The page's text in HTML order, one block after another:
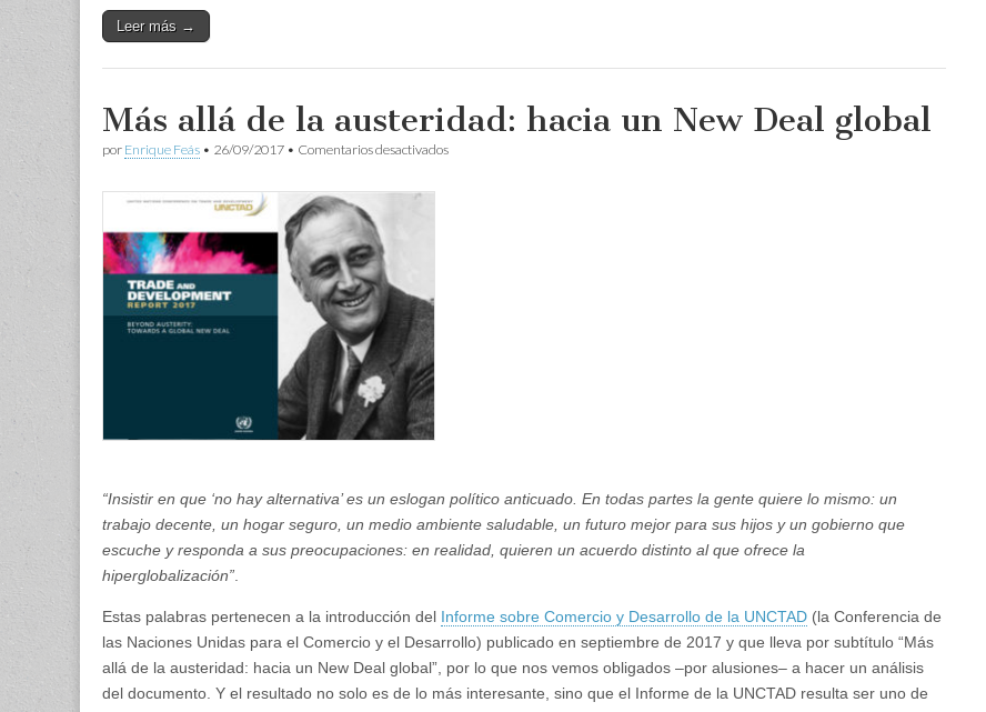
Leer más →
Más allá de la austeridad: hacia un New Deal global
por Enrique Feás • 26/09/2017 • Comentarios desactivadosen
“Insistir en que ‘no hay alternativa’ es un eslogan político anticuado. En todas partes la gente quiere lo mismo: un
trabajo decente, un hogar seguro, un medio ambiente saludable, un futuro mejor para sus hijos y un gobierno que
escuche y responda a sus preocupaciones: en realidad, quieren un acuerdo distinto al que ofrece la
hiperglobalización”
Estas palabras pertenecen a la introducción del Informe sobre Comercio y Desarrollo de la UNCTAD (la Conferencia de
las Naciones Unidas para el Comercio y el Desarrollo) publicado en septiembre de 2017 y que lleva por subtítulo “Más
allá de la austeridad: hacia un New Deal global”, por lo que nos vemos obligados –por alusiones– a hacer un análisis
del documento. Y el resultado no solo es de lo más interesante, sino que el Informe de la UNCTAD resulta ser uno de